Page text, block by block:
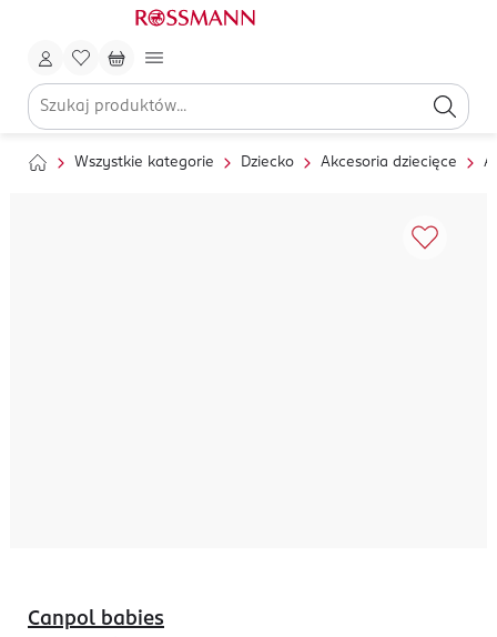
Wszystkie kategorie Dziecko Akcesoria dziecięce
Canpol babies